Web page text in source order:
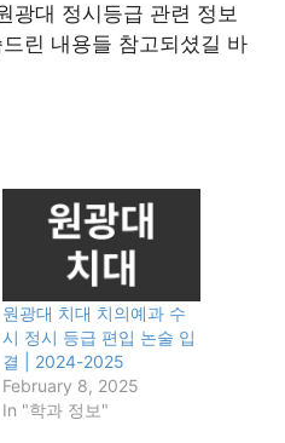
대 정시등급 관련 정보
린 내용들 참고되셨길 바
원광대 치대 치의예과 수
시 정시 등급 편입 논술 입
결 | 2024-2025
February 8, 2025
In "학과 정보"